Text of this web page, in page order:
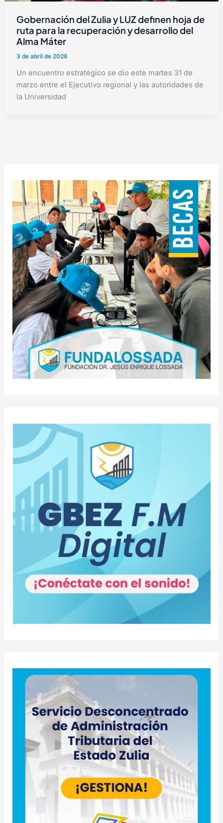
Gobernación del Zulia y LUZ definen hoja de
ruta para la recuperación y desarrollo del
Alma Máter
3 de abril de 2026
Un encuentro estratégico se dio este martes 31 de
marzo entre el Ejecutivo regional y las autoridades de
la Universidad